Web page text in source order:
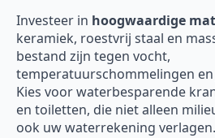
Investeer in hoogwaardige
keramiek, roestvrij staal en
bestand zijn tegen vocht,
temperatuurschommelingen
Kies voor waterbesparende
en toiletten, die niet alleen
ook uw waterrekening verlagen.